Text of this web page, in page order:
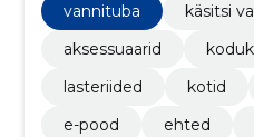
vannituba
käsitsi
aksessuaarid
lasteriided
kotid
e-pood
ehted